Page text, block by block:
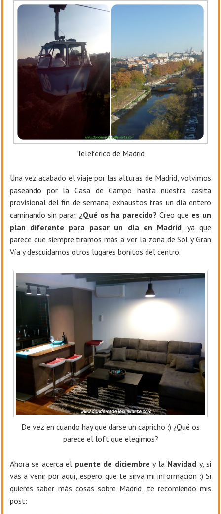
Teleférico de Madrid
Una vez acabado el viaje por las alturas de Madrid, volvimos
paseando por la Casa de Campo hasta nuestra casita
provisional del fin de semana, exhaustos tras un día entero
caminando sin parar. ¿Qué os ha parecido? Creo que es un
plan diferente para pasar un día en Madrid, ya que
parece que siempre tiramos más a ver la zona de Sol y Gran
Vía y descuidamos otros lugares bonitos del centro.
De vez en cuando hay que darse un capricho :) ¿Qué os
parece el loft que elegimos?
Ahora se acerca el puente de diciembrey la Navidad y, si
vas a venir por aquí, espero que te sirva mi información :) Si
quieres saber más cosas sobre Madrid, te recomiendo mis
post: